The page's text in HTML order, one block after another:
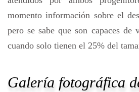
momento información sobre el
pero se sabe que son capaces de
cuando solo tienen el 25% del
Galería fotográfica